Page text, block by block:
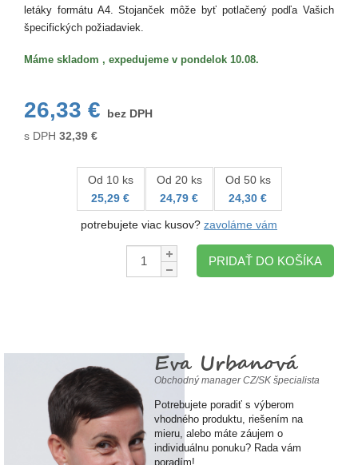
letáky formátu A4. Stojanček môže byť potlačený podľa Vašich
špecifických požiadaviek.
Máme skladom , expedujeme v pondelok 10.08.
26,33 €
bez DPH
s DPH 32,39 €
Od 10 ks
25,29 €
Od 20 ks
24,79 €
Od 50 ks
24,30 €
potrebujete viac kusov? zavoláme vám
Množstvo:
PRIDAŤ DO KOŠÍKA
Eva Urbanová
Obchodný manager CZ/SK špecialista
Potrebujete poradiť s výberom
vhodného produktu, riešením na
mieru, alebo máte záujem o
individuálnu ponuku? Rada vám
poradím!